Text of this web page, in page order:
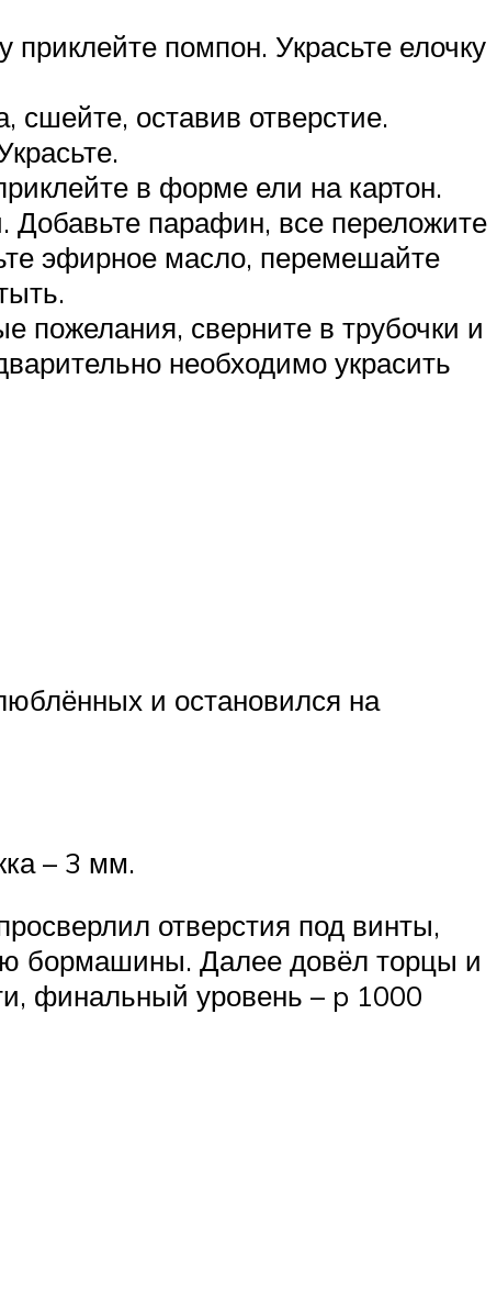
помпон. Украсьте елочку
сшейте, оставив отверстие.
в форме ели на картон.
Добавьте парафин, все переложите
эфирное масло, перемешайте
пожелания, сверните в трубочки и
необходимо украсить
и остановился на
– 3 мм.
отверстия под винты,
бормашины. Далее довёл торцы и
финальный уровень – p 1000